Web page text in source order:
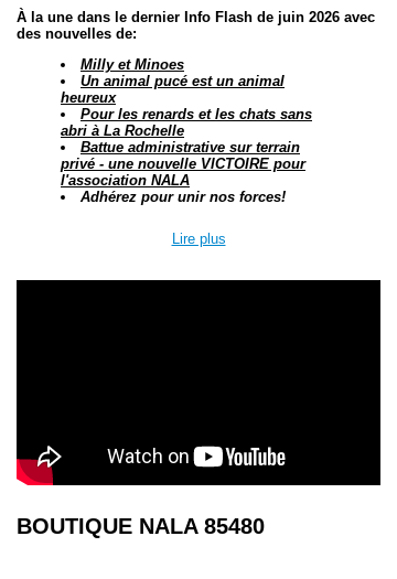
À la une dans le dernier Info Flash de juin 2026 avec
des nouvelles de:
Milly et Minoes
Un animal pucé est un animal
heureux
Pour les renards et les chats sans
abri à La Rochelle
Battue administrative sur terrain
privé - une nouvelle VICTOIRE pour
l'association NALA
Adhérez pour unir nos forces!
Lire plus
BOUTIQUE NALA 85480